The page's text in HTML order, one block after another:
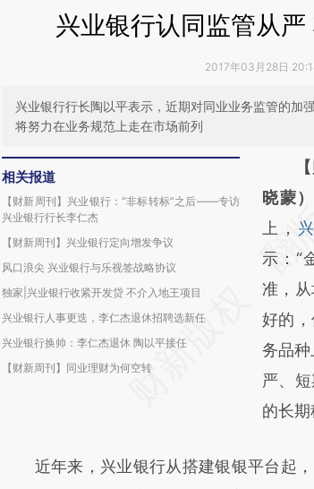
兴业银行认同监管从
2017年03月28日
兴业银行行长陶以平表示，近期对同业业务监管的加
将努力在业务规范上走在市场前列
相关报道
【财新周刊】兴业银行：“非标转标”之后——专访
兴业银行行长李仁杰
【财新周刊】兴业银行定向增发争议
风口浪尖 兴业银行与乐视签战略协议
独家|兴业银行收紧开发贷 不介入地王项目
兴业银行人事更迭，李仁杰退休招聘选新任
兴业银行换帅：李仁杰退休 陶以平接任
【财新周刊】同业理财为何空转
请务
AI
成，
新观
对和校
晓蒙）
上，
示：“
准，
好的
务品种
严、
的长
近年来，兴业银行从搭建银银平台起，